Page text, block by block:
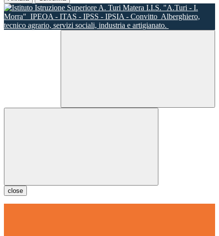
I.I.S. "A.Turi - I.
Morra" IPEOA - ITAS - IPSS - IPSIA - Convitto Alberghiero,
tecnico agrario, servizi sociali, industria e artigianato.
close